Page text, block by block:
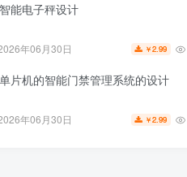
能电子秤设计
年06月30日 ￥2.99
片机的智能门禁管理系统的设计
年06月30日 ￥2.99